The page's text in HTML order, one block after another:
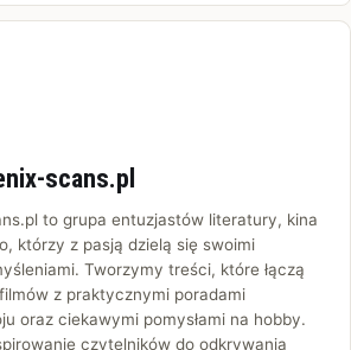
scans.pl
to grupa entuzjastów literatury, kina
którzy z pasją dzielą się swoimi
Tworzymy treści, które łączą
z praktycznymi poradami
oraz ciekawymi pomysłami na hobby.
czytelników do odkrywania